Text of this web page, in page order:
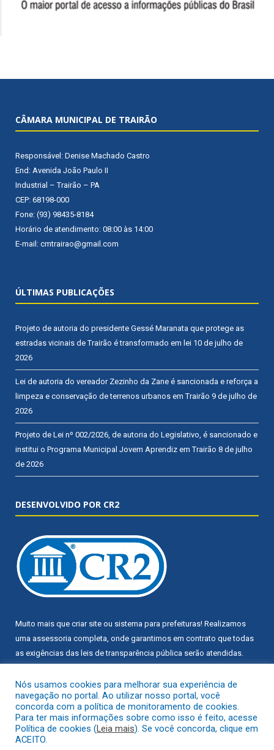
CÂMARA MUNICIPAL DE TRAIRÃO
Responsável: Denise Machado Castro
End: Avenida João Paulo II
Industrial – Trairão – PA
CEP: 68198-000
Fone: (93) 98435-8184
Horário de atendimento: 08:00 às 14:00
E-mail: cmtrairao@gmail.com
ÚLTIMAS PUBLICAÇÕES
Projeto de autoria do presidente Gessé Maranata que protege as
estradas vicinais de Trairão é transformado em lei 10 de julho de
2026
Lei de autoria do vereador Zezinho da Zane é sancionada e reforça a
limpeza e conservação de terrenos urbanos em Trairão 9 de julho de
2026
Projeto de Lei nº 002/2026, de autoria do Legislativo, é sancionado e
institui o Programa Municipal Jovem Aprendiz em Trairão 8 de julho
de 2026
DESENVOLVIDO POR CR2
Muito mais que criar site ou sistema para prefeituras! Realizamos
uma assessoria completa, onde garantimos em contrato que todas
as exigências das leis de transparência pública serão atendidas.
Conheça oPNTPe oRadar da Transparência Pública
Todos os direitos reservados a Câmara Municipal de Trairão.
Nós usamos cookies para melhorar sua experiência de
navegação no portal. Ao utilizar nosso portal, você
concorda com a política de monitoramento de cookies.
Para ter mais informações sobre como isso é feito, acesse
Política de cookies (Leia mais). Se você concorda, clique em
ACEITO.